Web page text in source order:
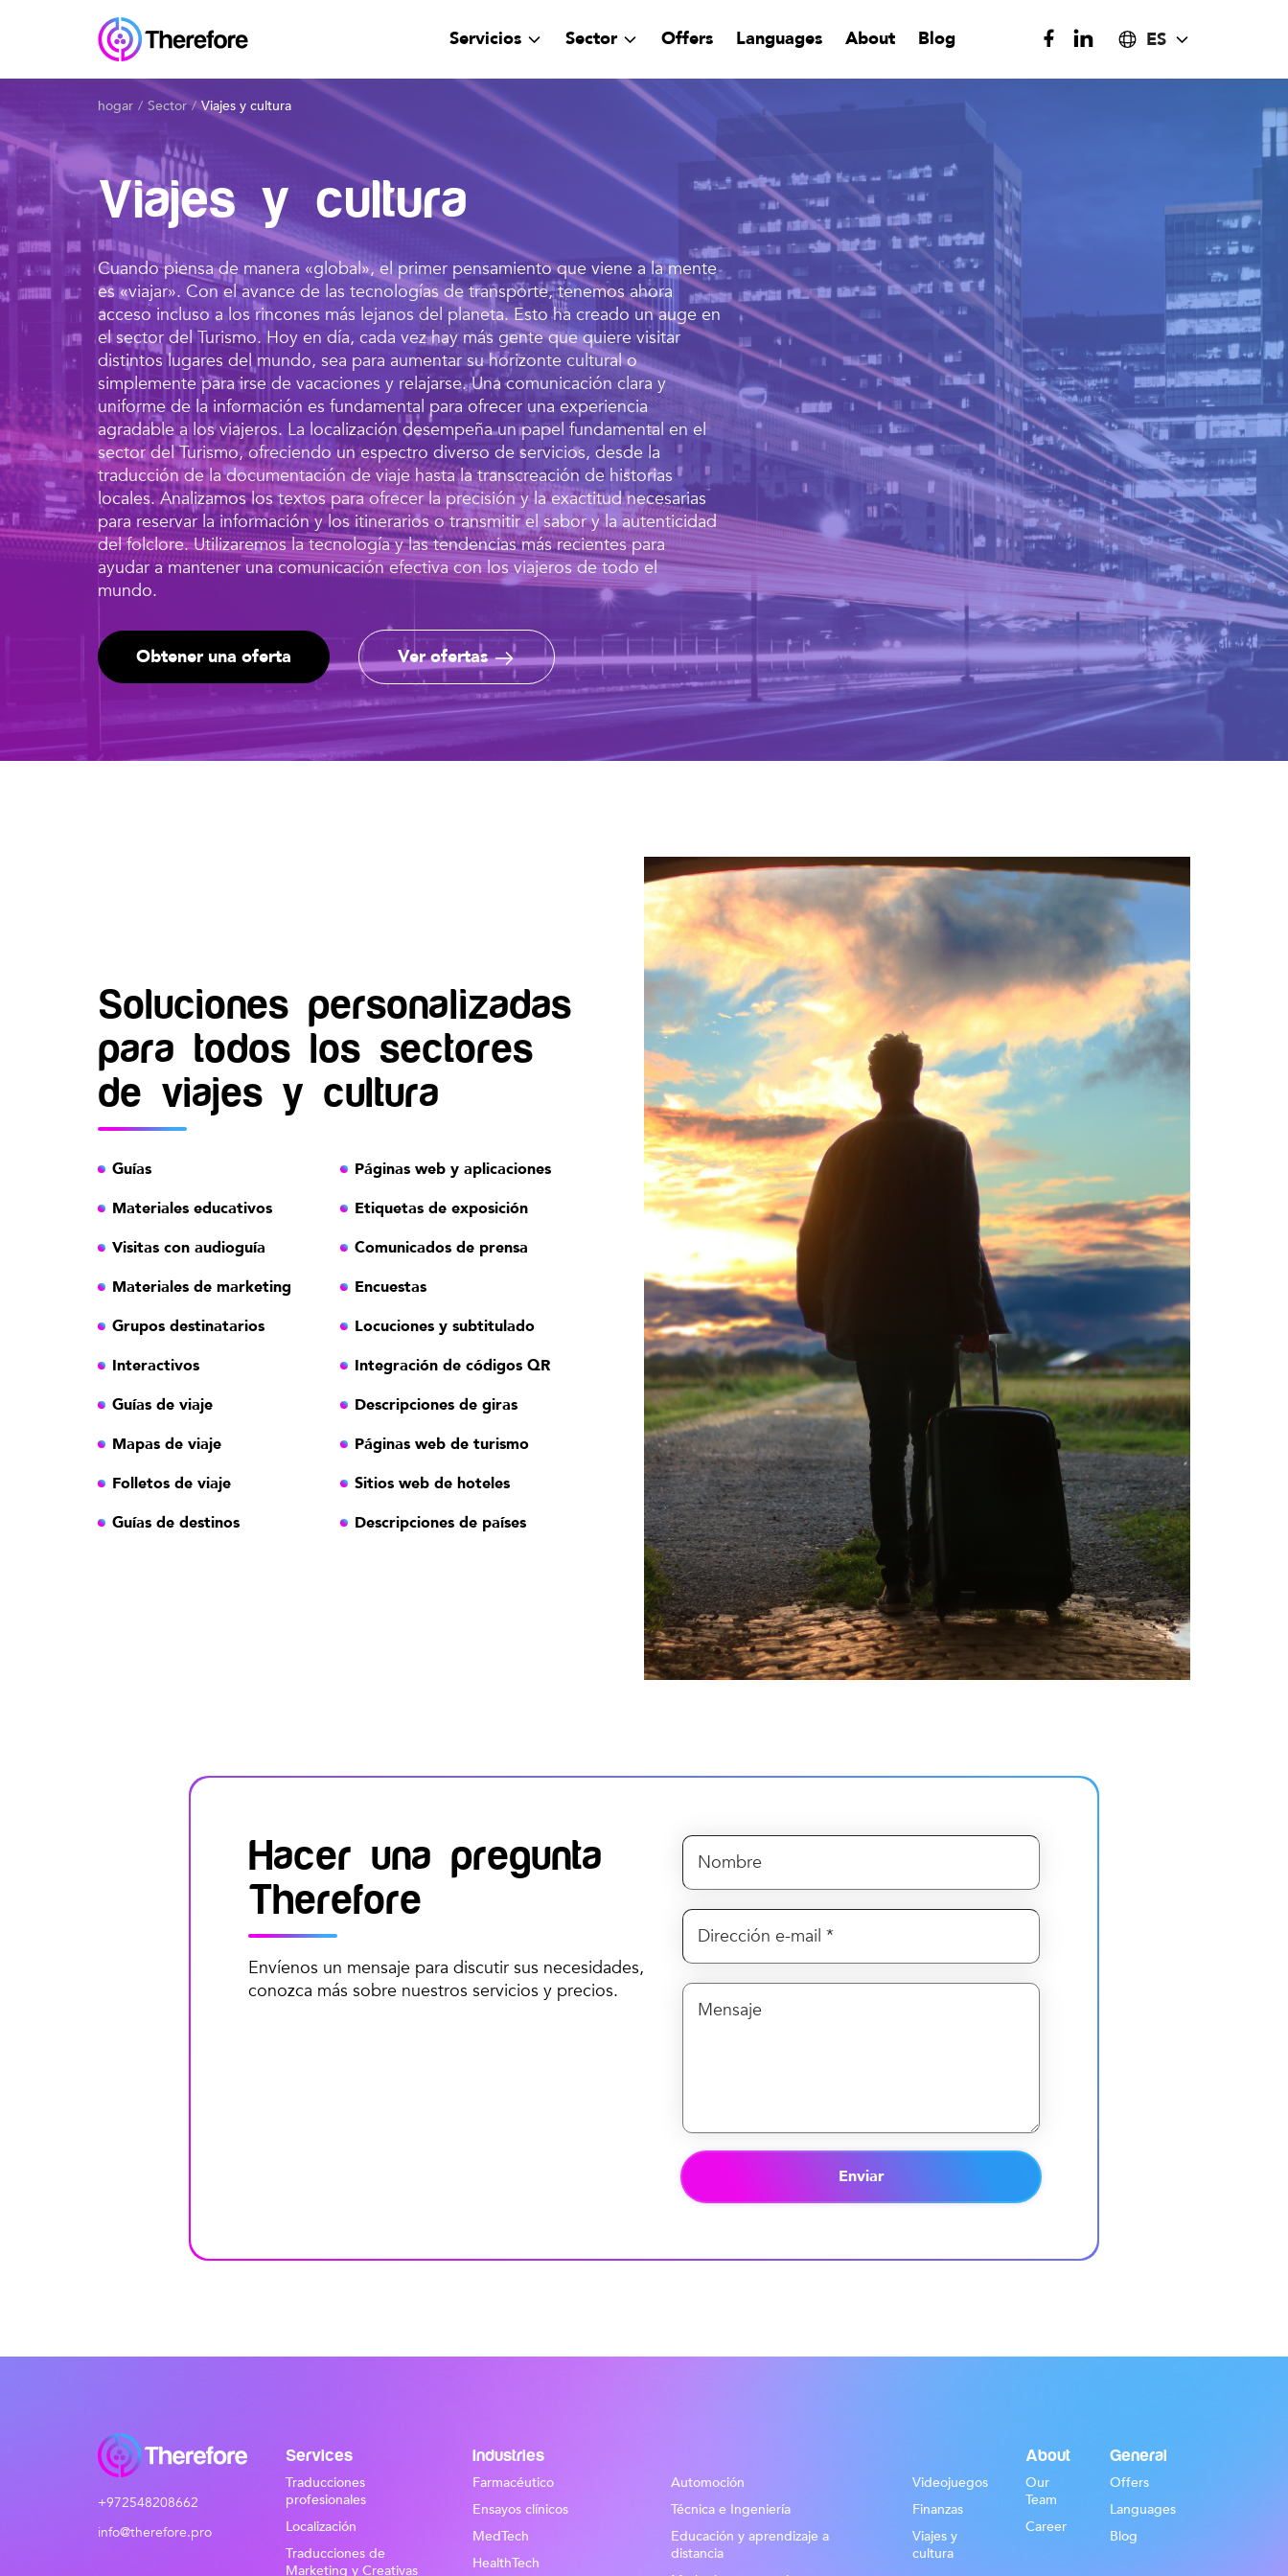
Servicios Sector Offers Languages About Blog ES
hogar Sector Viajes y cultura
Viajes y cultura
Cuando piensa de manera «global», el primer pensamiento que viene a la mente
es «viajar». Con el avance de las tecnologías de transporte, tenemos ahora
acceso incluso a los rincones más lejanos del planeta. Esto ha creado un auge en
el sector del Turismo. Hoy en día, cada vez hay más gente que quiere visitar
distintos lugares del mundo, sea para aumentar su horizonte cultural o
simplemente para irse de vacaciones y relajarse. Una comunicación clara y
uniforme de la información es fundamental para ofrecer una experiencia
agradable a los viajeros. La localización desempeña un papel fundamental en el
sector del Turismo, ofreciendo un espectro diverso de servicios, desde la
traducción de la documentación de viaje hasta la transcreación de historias
locales. Analizamos los textos para ofrecer la precisión y la exactitud necesarias
para reservar la información y los itinerarios o transmitir el sabor y la autenticidad
del folclore. Utilizaremos la tecnología y las tendencias más recientes para
ayudar a mantener una comunicación efectiva con los viajeros de todo el
mundo.
Obtener una oferta Ver ofertas
Soluciones personalizadas
para todos los sectores
de viajes y cultura
Guías
Páginas web y aplicaciones
Materiales educativos
Etiquetas de exposición
Visitas con audioguía
Comunicados de prensa
Materiales de marketing
Encuestas
Grupos destinatarios
Locuciones y subtitulado
Interactivos
Integración de códigos QR
Guías de viaje
Descripciones de giras
Mapas de viaje
Páginas web de turismo
Folletos de viaje
Sitios web de hoteles
Guías de destinos
Descripciones de países
Hacer una pregunta
Therefore
Envíenos un mensaje para discutir sus necesidades,
conozca más sobre nuestros servicios y precios.
Enviar
+972548208662
info@therefore.pro
Services
Traducciones
profesionales
Localización
Traducciones de
Marketing y Creativas
Industries
Farmacéutico
Ensayos clínicos
MedTech
HealthTech
Automoción
Técnica e Ingeniería
Educación y aprendizaje a
distancia
Videojuegos
Finanzas
Viajes y
cultura
About
Our
Team
Career
General
Offers
Languages
Blog